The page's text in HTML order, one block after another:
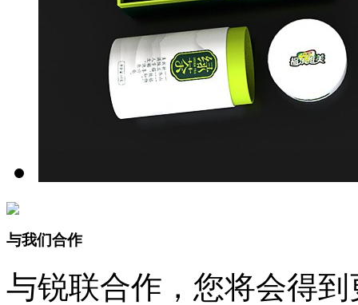
与我们合作
与锐联合作，您将会得